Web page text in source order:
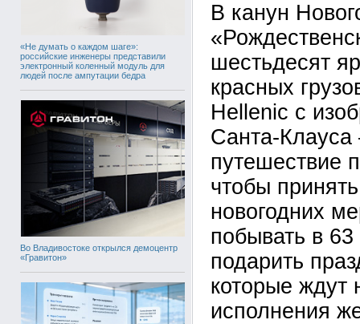
«Не думать о каждом шаге»:
российские инженеры представили
электронный коленный модуль для
людей после ампутации бедра
Во Владивостоке открылся демоцентр
«Гравитон»
В канун
шестьдесят
красных
Hellenic с
Санта-Клауса
путешествие
чтобы
новогодних
побывать в
подарить
которые ждут
исполнения